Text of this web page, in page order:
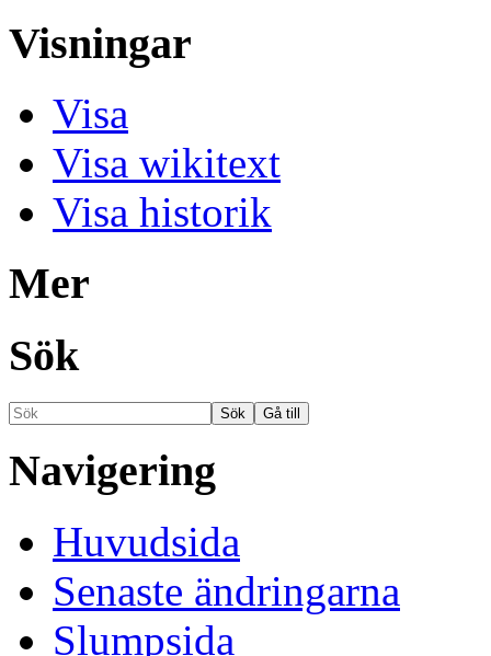
Visningar
Visa
Visa wikitext
Visa historik
Mer
Sök
Navigering
Huvudsida
Senaste ändringarna
Slumpsida